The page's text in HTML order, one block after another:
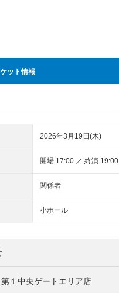
ット情報
2026年3月19日(木)
開場 17:00 ／ 終演 19:00
関係者
小ホール
１中央ゲートエリア店